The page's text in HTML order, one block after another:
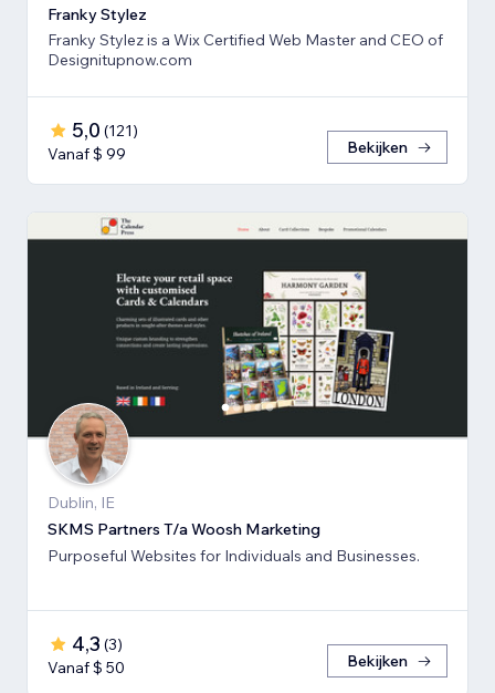
Franky Stylez
Franky Stylez is a Wix Certified Web Master and CEO of
Designitupnow.com
5,0 (121)
Vanaf $ 99
Bekijken
Dublin, IE
SKMS Partners T/a Woosh Marketing
Purposeful Websites for Individuals and Businesses.
4,3 (3)
Vanaf $ 50
Bekijken